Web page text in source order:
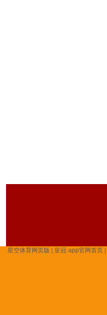
星空体育网页版 皇冠·app官网首页|